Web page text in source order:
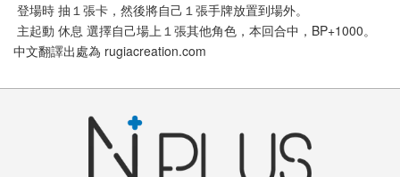
登場時 抽１張卡，然後將自己１張手牌放置到場外。
主起動 休息 選擇自己場上１張其他角色，本回合中，BP+1000。
中文翻譯出處為 rugiacreation.com